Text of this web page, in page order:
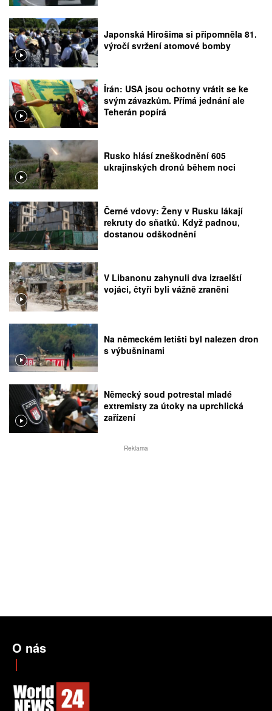
Japonská Hirošima si připomněla 81.
výročí svržení atomové bomby
Írán: USA jsou ochotny vrátit se ke
svým závazkům. Přímá jednání ale
Teherán popírá
Rusko hlásí zneškodnění 605
ukrajinských dronů během noci
Černé vdovy: Ženy v Rusku lákají
rekruty do sňatků. Když padnou,
dostanou odškodnění
V Libanonu zahynuli dva izraelští
vojáci, čtyři byli vážně zraněni
Na německém letišti byl nalezen dron
s výbušninami
Německý soud potrestal mladé
extremisty za útoky na uprchlická
zařízení
Reklama
O nás